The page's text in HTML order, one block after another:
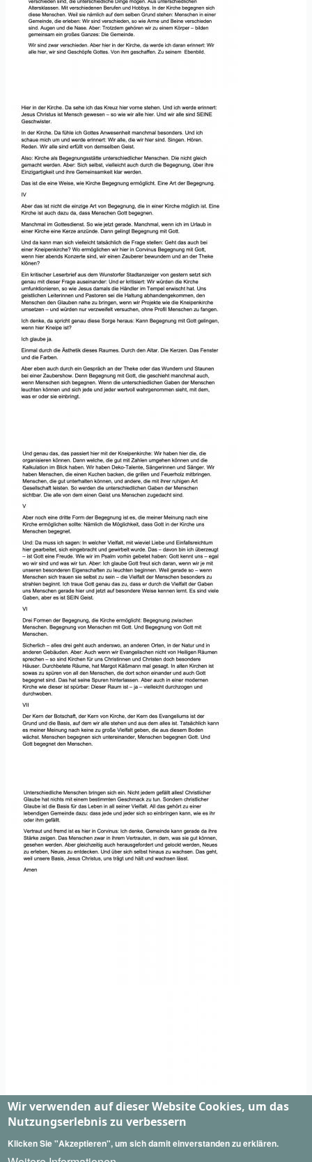
Wir verwenden auf dieser Website Cookies, um das
Nutzungserlebnis zu verbessern
Klicken Sie "Akzeptieren", um sich damit einverstanden zu erklären.